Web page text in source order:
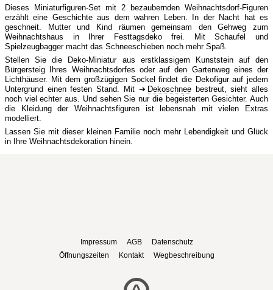
Dieses Miniaturfiguren-Set mit 2 bezaubernden Weihnachtsdorf-Figuren
erzählt eine Geschichte aus dem wahren Leben. In der Nacht hat es
geschneit. Mutter und Kind räumen gemeinsam den Gehweg zum
Weihnachtshaus in Ihrer Festtagsdeko frei. Mit Schaufel und
Spielzeugbagger macht das Schneeschieben noch mehr Spaß.
Stellen Sie die Deko-Miniatur aus erstklassigem Kunststein auf den
Bürgersteig Ihres Weihnachtsdorfes oder auf den Gartenweg eines der
Lichthäuser. Mit dem großzügigen Sockel findet die Dekofigur auf jedem
Untergrund einen festen Stand. Mit
Dekoschnee bestreut, sieht alles
noch viel echter aus. Und sehen Sie nur die begeisterten Gesichter. Auch
die Kleidung der Weihnachtsfiguren ist lebensnah mit vielen Extras
modelliert.
Lassen Sie mit dieser kleinen Familie noch mehr Lebendigkeit und Glück
in Ihre Weihnachtsdekoration hinein.
Impressum AGB
Datenschutz
Öffnungszeiten
Kontakt Wegbeschreibung